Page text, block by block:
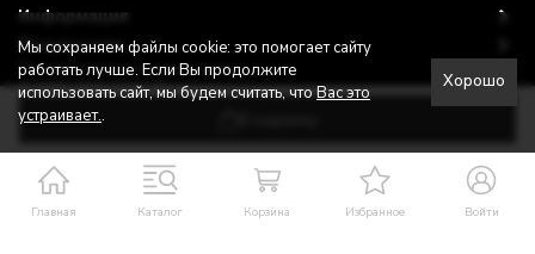
Главная Каталог Корзина Избранное Войти
Информация
Покупателю
Политика персональных данных
© 2009-2026 ООО "Подари"
Разработано в bodysite.ru
Мы сохраняем файлы cookie: это помогает сайту
работать лучше. Если Вы продолжите
использовать сайт, мы будем считать, что Вас это
устраивает..
Хорошо